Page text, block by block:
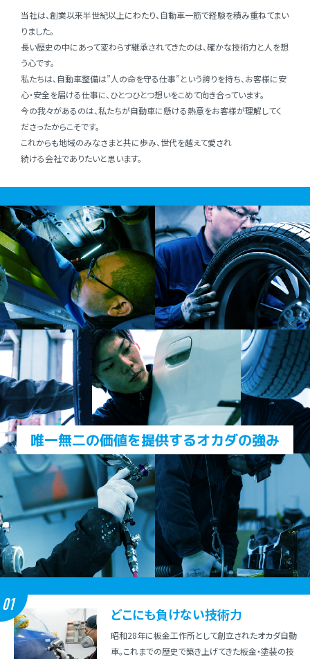
当社は、創業以来半世紀以上にわたり、⾃動⾞⼀筋で経験を積み重ねてまい
りました。
⻑い歴史の中にあって変わらず継承されてきたのは、確かな技術⼒と⼈を想
う⼼です。
私たちは、⾃動⾞整備は”⼈の命を守る仕事”という誇りを持ち、お客様に安
⼼・安全を届ける仕事に、ひとつひとつ想いをこめて向き合っています。
今の我々があるのは、私たちが⾃動⾞に懸ける熱意をお客様が理解してく
ださったからこそです。
これからも地域のみなさまと共に歩み、世代を越えて愛され
続ける会社でありたいと思います。
01 どこにも負けない技術⼒
昭和28年に板⾦⼯作所として創⽴されたオカダ⾃動
⾞。これまでの歴史で築き上げてきた板⾦・塗装の技